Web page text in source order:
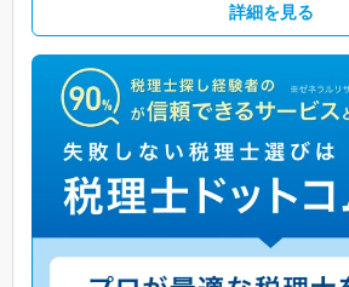
詳細を見る